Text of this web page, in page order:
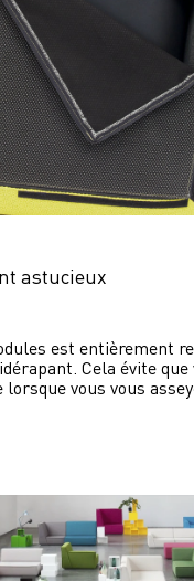
astucieux
est entièrement
Cela évite que
lorsque vous vous